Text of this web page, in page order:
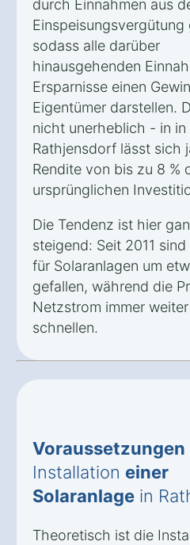
durch Einnahmen aus
Einspeisungsvergütung
sodass alle darüber
hinausgehenden
Ersparnisse einen
Eigentümer darstellen.
nicht unerheblich - in in
Rathjensdorf lässt sich
Rendite von bis zu 8 %
ursprünglichen
Die Tendenz ist hier
steigend: Seit 2011
für Solaranlagen um
gefallen, während die
Netzstrom immer
schnellen.
Voraussetzungen
Installation einer
Solaranlage in
Theoretisch ist die